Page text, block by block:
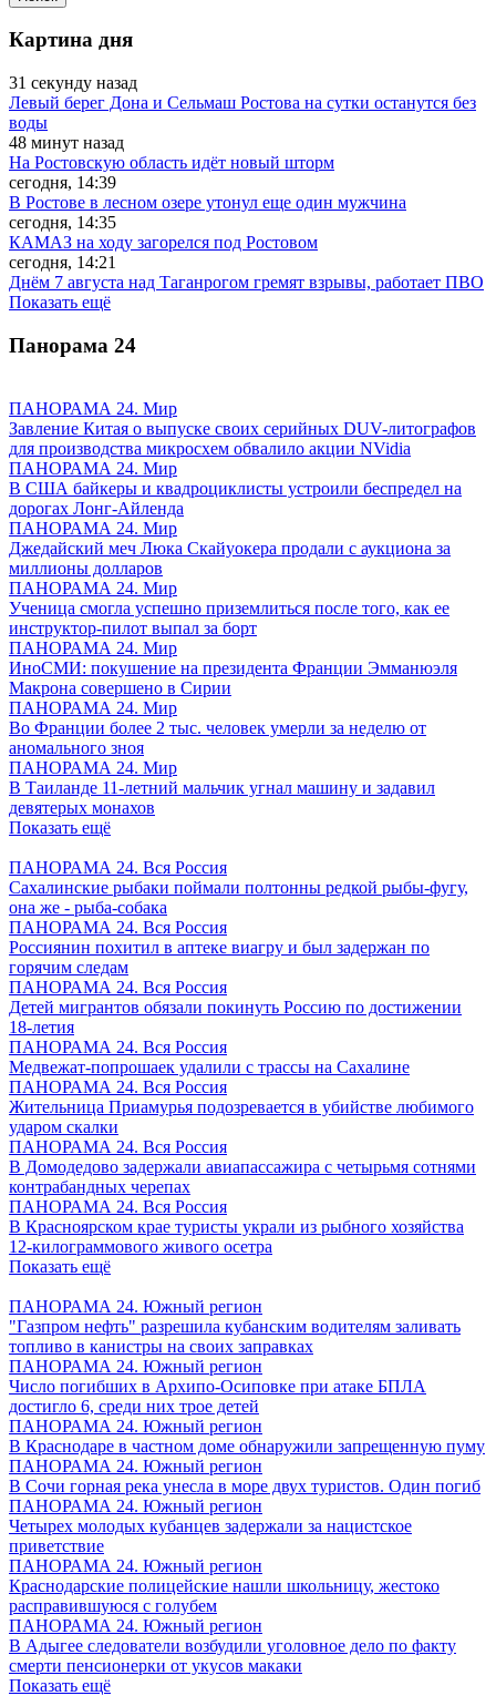
Картина дня
31 секунду назад
Левый берег Дона и Сельмаш Ростова на сутки останутся без
воды
48 минут назад
На Ростовскую область идёт новый шторм
сегодня, 14:39
В Ростове в лесном озере утонул еще один мужчина
сегодня, 14:35
КАМАЗ на ходу загорелся под Ростовом
сегодня, 14:21
Днём 7 августа над Таганрогом гремят взрывы, работает ПВО
Показать ещё
Панорама 24
ПАНОРАМА 24. Мир
Завление Китая о выпуске своих серийных DUV-литографов
для производства микросхем обвалило акции NVidia
ПАНОРАМА 24. Мир
В США байкеры и квадроциклисты устроили беспредел на
дорогах Лонг-Айленда
ПАНОРАМА 24. Мир
Джедайский меч Люка Скайуокера продали с аукциона за
миллионы долларов
ПАНОРАМА 24. Мир
Ученица смогла успешно приземлиться после того, как ее
инструктор-пилот выпал за борт
ПАНОРАМА 24. Мир
ИноСМИ: покушение на президента Франции Эмманюэля
Макрона совершено в Сирии
ПАНОРАМА 24. Мир
Во Франции более 2 тыс. человек умерли за неделю от
аномального зноя
ПАНОРАМА 24. Мир
В Таиланде 11-летний мальчик угнал машину и задавил
девятерых монахов
Показать ещё
ПАНОРАМА 24. Вся Россия
Сахалинские рыбаки поймали полтонны редкой рыбы-фугу,
она же - рыба-собака
ПАНОРАМА 24. Вся Россия
Россиянин похитил в аптеке виагру и был задержан по
горячим следам
ПАНОРАМА 24. Вся Россия
Детей мигрантов обязали покинуть Россию по достижении
18-летия
ПАНОРАМА 24. Вся Россия
Медвежат-попрошаек удалили с трассы на Сахалине
ПАНОРАМА 24. Вся Россия
Жительница Приамурья подозревается в убийстве любимого
ударом скалки
ПАНОРАМА 24. Вся Россия
В Домодедово задержали авиапассажира с четырьмя сотнями
контрабандных черепах
ПАНОРАМА 24. Вся Россия
В Красноярском крае туристы украли из рыбного хозяйства
12-килограммового живого осетра
Показать ещё
ПАНОРАМА 24. Южный регион
"Газпром нефть" разрешила кубанским водителям заливать
топливо в канистры на своих заправках
ПАНОРАМА 24. Южный регион
Число погибших в Архипо-Осиповке при атаке БПЛА
достигло 6, среди них трое детей
ПАНОРАМА 24. Южный регион
В Краснодаре в частном доме обнаружили запрещенную пуму
ПАНОРАМА 24. Южный регион
В Сочи горная река унесла в море двух туристов. Один погиб
ПАНОРАМА 24. Южный регион
Четырех молодых кубанцев задержали за нацистское
приветствие
ПАНОРАМА 24. Южный регион
Краснодарские полицейские нашли школьницу, жестоко
расправившуюся с голубем
ПАНОРАМА 24. Южный регион
В Адыгее следователи возбудили уголовное дело по факту
смерти пенсионерки от укусов макаки
Показать ещё